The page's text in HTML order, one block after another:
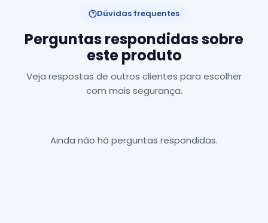
Dúvidas frequentes
Perguntas respondidas sobre
este produto
Veja respostas de outros clientes para escolher
com mais segurança.
Ainda não há perguntas respondidas.